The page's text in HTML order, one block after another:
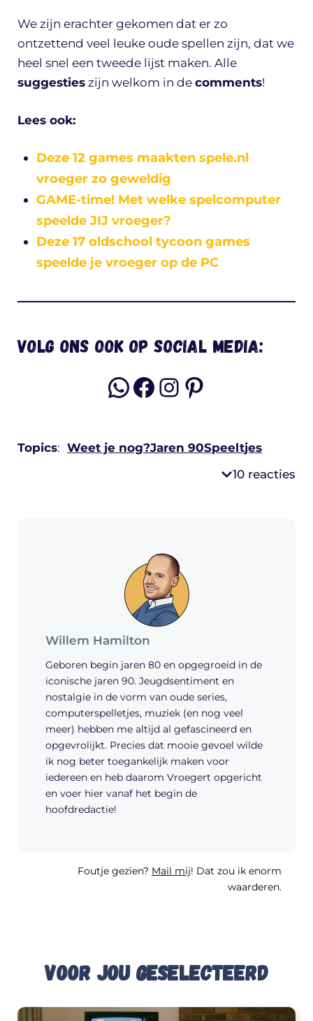
We zijn erachter gekomen dat er zo
ontzettend veel leuke oude spellen zijn, dat we
heel snel een tweede lijst maken. Alle
suggesties zijn welkom in de comments!
Lees ook:
Deze 12 games maakten spele.nl
vroeger zo geweldig
GAME-time! Met welke spelcomputer
speelde JIJ vroeger?
Deze 17 oldschool tycoon games
speelde je vroeger op de PC
Volg ons ook op social media:
WhatsApp
Facebook
Instagram
Pinterest
Topics: Weet je nog?Jaren 90Speeltjes
10 reacties
Willem Hamilton
Geboren begin jaren 80 en opgegroeid in de
iconische jaren 90. Jeugdsentiment en
nostalgie in de vorm van oude series,
computerspelletjes, muziek (en nog veel
meer) hebben me altijd al gefascineerd en
opgevrolijkt. Precies dat mooie gevoel wilde
ik nog beter toegankelijk maken voor
iedereen en heb daarom Vroegert opgericht
en voer hier vanaf het begin de
hoofdredactie!
Foutje gezien? Mail mij! Dat zou ik enorm
waarderen.
Voor jou geselecteerd